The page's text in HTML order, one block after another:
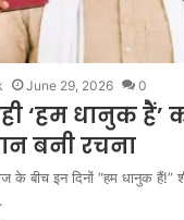
June 29, 2026 0
‘हम धानुक हैं’
बनी रचना
के बीच इन दिनों “हम धानुक हैं!”